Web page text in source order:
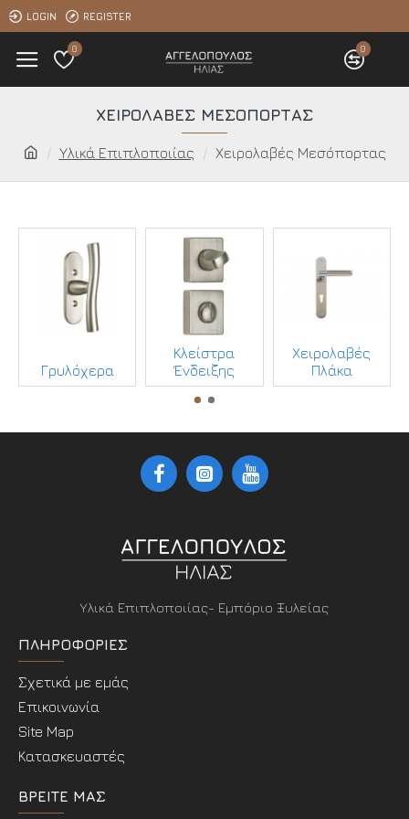
LOGIN REGISTER
0 0
Υλικά Επιπλοποιίας Χειρολαβές Μεσόπορτας
ΧΕΙΡΟΛΑΒΈΣ ΜΕΣΌΠΟΡΤΑΣ
Γρυλόχερα
Κλείστρα
Ένδειξης
Χειρολαβές
Πλάκα
Υλικά Επιπλοποιίας- Εμπόριο Ξυλείας
ΠΛΗΡΟΦΟΡΊΕΣ
Σχετικά με εμάς
Επικοινωνία
Site Map
Κατασκευαστές
ΒΡΕΊΤΕ ΜΑΣ